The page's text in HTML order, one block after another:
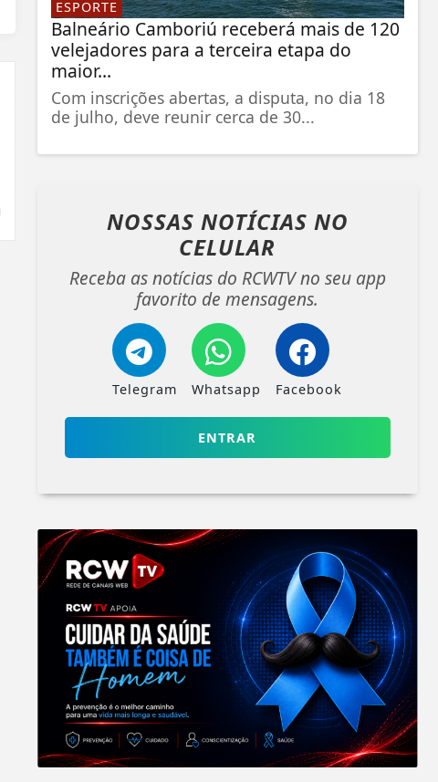
ESPORTE
Balneário Camboriú receberá mais de 120
velejadores para a terceira etapa do
maior...
Com inscrições abertas, a disputa, no dia 18
de julho, deve reunir cerca de 30...
NOSSAS NOTÍCIAS NO
CELULAR
Receba as notícias do RCWTV no seu app
favorito de mensagens.
Telegram Whatsapp Facebook
ENTRAR